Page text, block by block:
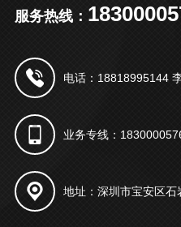
服务热线：
电话：18818995144
业务专线：
地址：深圳市宝安区石